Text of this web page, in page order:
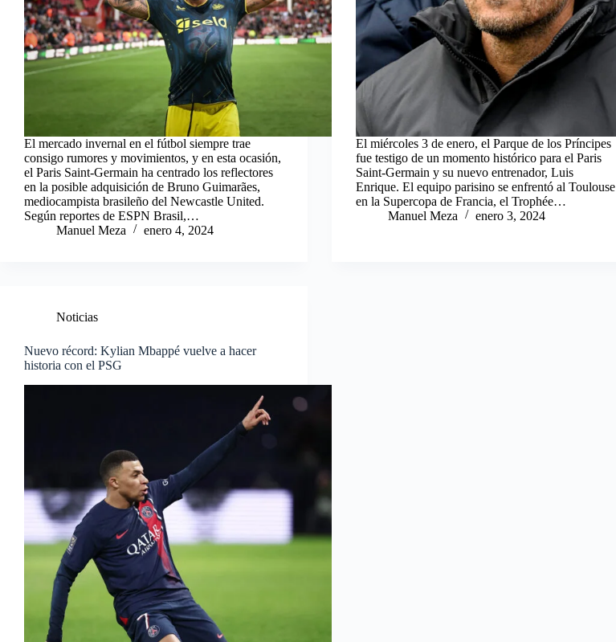
El mercado invernal en el fútbol siempre trae
consigo rumores y movimientos, y en esta ocasión,
el Paris Saint-Germain ha centrado los reflectores
en la posible adquisición de Bruno Guimarães,
mediocampista brasileño del Newcastle United.
Según reportes de ESPN Brasil,…
Manuel Meza
enero 4, 2024
El miércoles 3 de enero, el Parque de los Príncipes
fue testigo de un momento histórico para el Paris
Saint-Germain y su nuevo entrenador, Luis
Enrique. El equipo parisino se enfrentó al Toulouse
en la Supercopa de Francia, el Trophée…
Manuel Meza
enero 3, 2024
Noticias
Nuevo récord: Kylian Mbappé vuelve a hacer
historia con el PSG